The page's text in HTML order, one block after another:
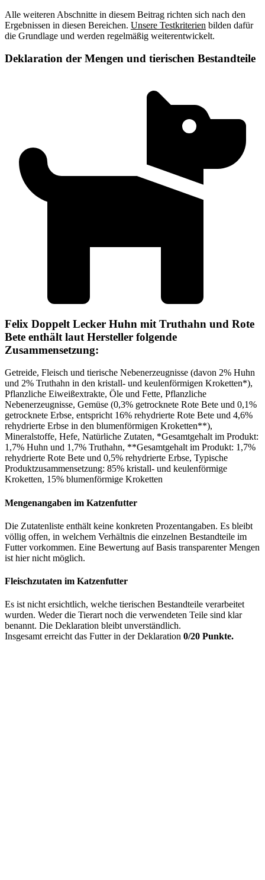
Alle weiteren Abschnitte in diesem Beitrag richten sich nach den
Ergebnissen in diesen Bereichen. Unsere Testkriterien bilden dafür
die Grundlage und werden regelmäßig weiterentwickelt.
Deklaration der Mengen und tierischen Bestandteile
Felix Doppelt Lecker Huhn mit Truthahn und Rote
Bete enthält laut Hersteller folgende
Zusammensetzung:
Getreide, Fleisch und tierische Nebenerzeugnisse (davon 2% Huhn
und 2% Truthahn in den kristall- und keulenförmigen Kroketten*),
Pflanzliche Eiweißextrakte, Öle und Fette, Pflanzliche
Nebenerzeugnisse, Gemüse (0,3% getrocknete Rote Bete und 0,1%
getrocknete Erbse, entspricht 16% rehydrierte Rote Bete und 4,6%
rehydrierte Erbse in den blumenförmigen Kroketten**),
Mineralstoffe, Hefe, Natürliche Zutaten, *Gesamtgehalt im Produkt:
1,7% Huhn und 1,7% Truthahn, **Gesamtgehalt im Produkt: 1,7%
rehydrierte Rote Bete und 0,5% rehydrierte Erbse, Typische
Produktzusammensetzung: 85% kristall- und keulenförmige
Kroketten, 15% blumenförmige Kroketten
Mengenangaben im Katzenfutter
Die Zutatenliste enthält keine konkreten Prozentangaben. Es bleibt
völlig offen, in welchem Verhältnis die einzelnen Bestandteile im
Futter vorkommen. Eine Bewertung auf Basis transparenter Mengen
ist hier nicht möglich.
Fleischzutaten im Katzenfutter
Es ist nicht ersichtlich, welche tierischen Bestandteile verarbeitet
wurden. Weder die Tierart noch die verwendeten Teile sind klar
benannt. Die Deklaration bleibt unverständlich.
Insgesamt erreicht das Futter in der Deklaration 0/20 Punkte.